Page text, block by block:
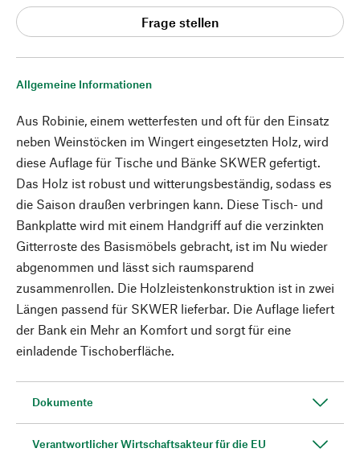
Allgemeine Informationen
Aus Robinie, einem wetterfesten und oft für den Einsatz
neben Weinstöcken im Wingert eingesetzten Holz, wird
diese Auflage für Tische und Bänke SKWER gefertigt.
Das Holz ist robust und witterungsbeständig, sodass es
die Saison draußen verbringen kann. Diese Tisch- und
Bankplatte wird mit einem Handgriff auf die verzinkten
Gitterroste des Basismöbels gebracht, ist im Nu wieder
abgenommen und lässt sich raumsparend
zusammenrollen. Die Holzleistenkonstruktion ist in zwei
Längen passend für SKWER lieferbar. Die Auflage liefert
der Bank ein Mehr an Komfort und sorgt für eine
einladende Tischoberfläche.
Dokumente
Verantwortlicher Wirtschaftsakteur für die EU
Frage stellen